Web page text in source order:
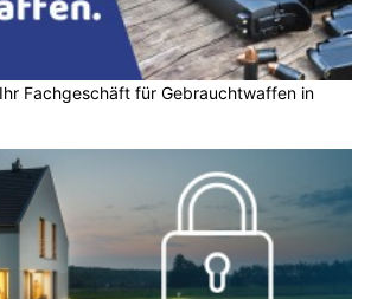
Fachgeschäft für Gebrauchtwaffen in